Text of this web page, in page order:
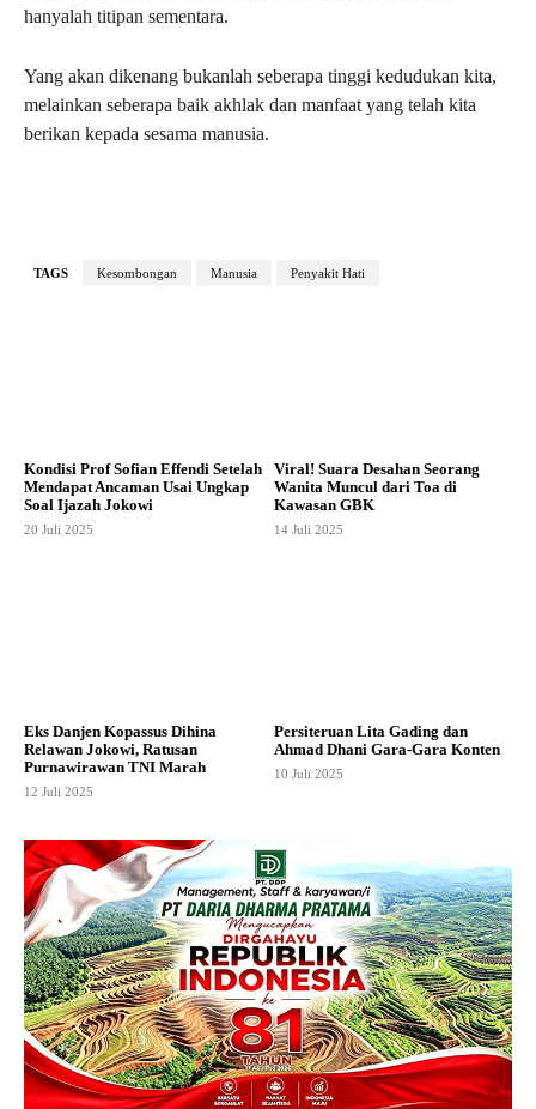
hanyalah titipan sementara.
Yang akan dikenang bukanlah seberapa tinggi kedudukan kita,
melainkan seberapa baik akhlak dan manfaat yang telah kita
berikan kepada sesama manusia.
TAGS Kesombongan Manusia Penyakit Hati
Kondisi Prof Sofian Effendi Setelah
Mendapat Ancaman Usai Ungkap
Soal Ijazah Jokowi
20 Juli 2025
Viral! Suara Desahan Seorang
Wanita Muncul dari Toa di
Kawasan GBK
14 Juli 2025
Eks Danjen Kopassus Dihina
Relawan Jokowi, Ratusan
Purnawirawan TNI Marah
12 Juli 2025
Persiteruan Lita Gading dan
Ahmad Dhani Gara-Gara Konten
10 Juli 2025